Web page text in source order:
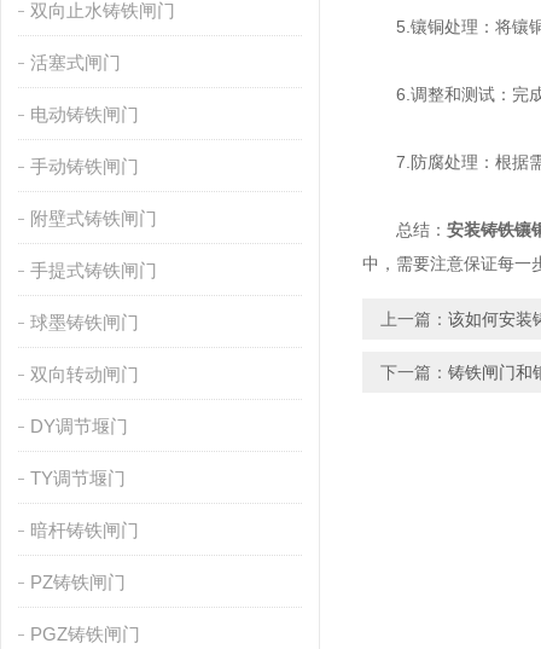
双向止水铸铁闸门
活塞式闸门
电动铸铁闸门
手动铸铁闸门
附壁式铸铁闸门
手提式铸铁闸门
球墨铸铁闸门
双向转动闸门
DY调节堰门
TY调节堰门
暗杆铸铁闸门
PZ铸铁闸门
PGZ铸铁闸门
5.镶铜处理：将镶铜
6.调整和测试：完成
7.防腐处理：根据需
总结： 安装铸铁镶
中，需要注意保证每一
上一篇： 该如何安装
下一篇： 铸铁闸门和